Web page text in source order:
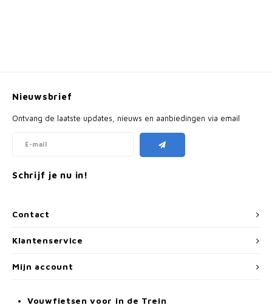
Contact
Nieuwsbrief
Ontvang de laatste updates, nieuws en aanbiedingen via email
Schrijf je nu in!
Klantenservice
Mijn account
Vouwfietsen voor in de Trein